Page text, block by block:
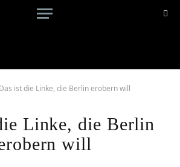
Das ist die Linke, die Berlin erobern will
Linke, die Berlin
will